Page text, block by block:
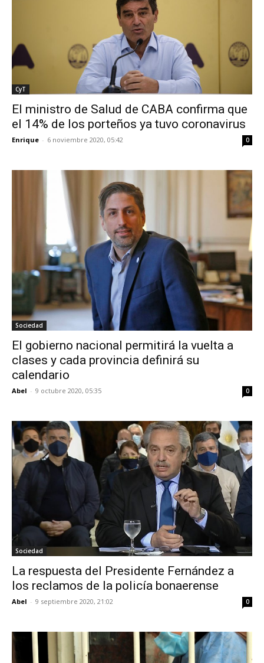
CyT
El ministro de Salud de CABA confirma que
el 14% de los porteños ya tuvo coronavirus
Enrique - 6 noviembre 2020, 05:42 0
Sociedad
El gobierno nacional permitirá la vuelta a
clases y cada provincia definirá su
calendario
Abel - 9 octubre 2020, 05:35 0
Sociedad
La respuesta del Presidente Fernández a
los reclamos de la policía bonaerense
Abel - 9 septiembre 2020, 21:02 0